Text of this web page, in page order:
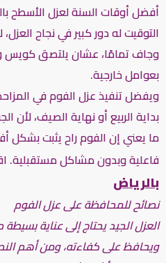
أفضل أوقات السنة لعزل الأسطح
التوقيت له دور كبير في نجاح
وجاف تمامًا، عشان يلتصق كويس
بعوامل خارجية.
ويفضل تنفيذ عزل الفوم في
بداية الربيع أو نهاية الصيف، لأن
ما يعني إن الفوم راح يثبت بشكل
فاعلية وبدون مشاكل مستقبلية.
بالرياض
نصائح للمحافظة على عزل الفوم
العزل الجيد يحتاج إلى عناية
ويحافظ على كفاءته، ومن أهم